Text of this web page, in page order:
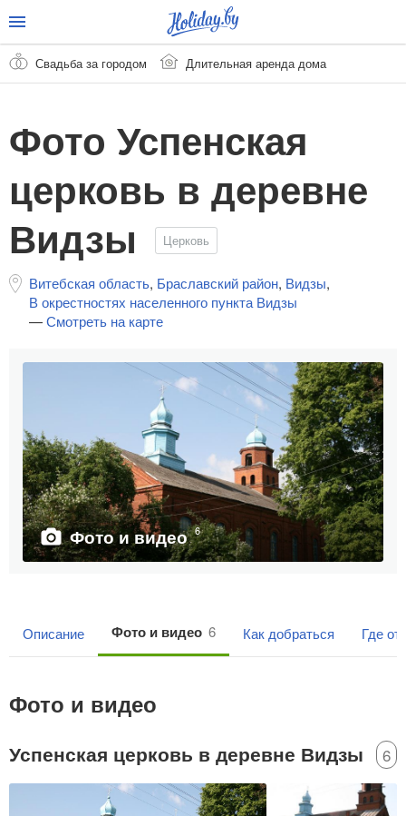
Свадьба за городом Длительная аренда дома
Фото Успенская
церковь в деревне
Видзы
Церковь
Витебская область, Браславский район, Видзы,
В окрестностях населенного пункта Видзы
—Смотреть на карте
Фото и видео 6
Описание Фото и видео 6 Как добраться Где
Фото и видео
Успенская церковь в деревне Видзы 6